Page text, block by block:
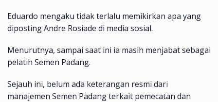
Eduardo mengaku tidak terlalu memikirkan apa yang
diposting Andre Rosiade di media sosial.
Menurutnya, sampai saat ini ia masih menjabat sebagai
pelatih Semen Padang.
Sejauh ini, belum ada keterangan resmi dari
manajemen Semen Padang terkait pemecatan dan